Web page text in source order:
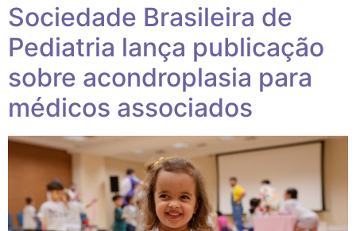
Sociedade Brasileira de
Pediatria lança publicação
sobre acondroplasia para
médicos associados